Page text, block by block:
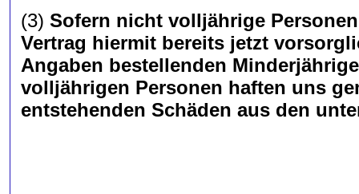
(3) Sofern nicht volljährige
Vertrag hiermit bereits jetzt
Angaben bestellenden
volljährigen Personen haften uns
entstehenden Schäden aus den